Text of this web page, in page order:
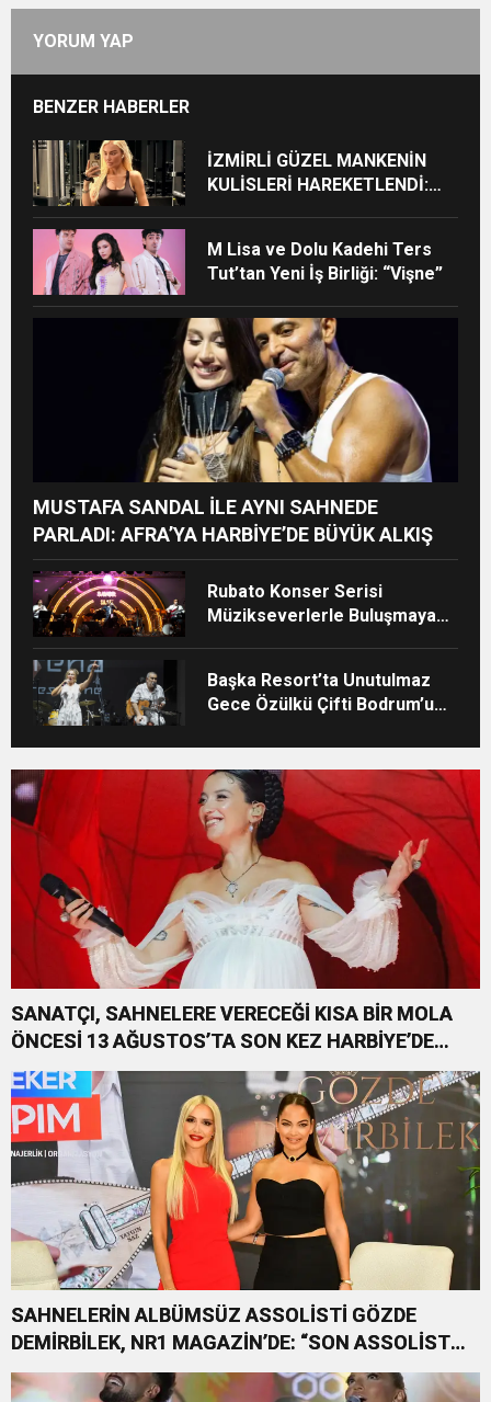
YORUM YAP
BENZER HABERLER
İZMİRLİ GÜZEL MANKENİN
KULİSLERİ HAREKETLENDİ:
M Lisa ve Dolu Kadehi Ters
Tut’tan Yeni İş Birliği: “Vişne”
MUSTAFA SANDAL İLE AYNI SAHNEDE
PARLADI: AFRA’YA HARBİYE’DE BÜYÜK ALKIŞ
Rubato Konser Serisi
Müzikseverlerle Buluşmaya
Başka Resort’ta Unutulmaz
Gece Özülkü Çifti Bodrum’u
SANATÇI, SAHNELERE VERECEĞİ KISA BİR MOLA
ÖNCESİ 13 AĞUSTOS’TA SON KEZ HARBİYE’DE
OLACAK!
SAHNELERİN ALBÜMSÜZ ASSOLİSTİ GÖZDE
DEMİRBİLEK, NR1 MAGAZİN’DE: “SON ASSOLİST
OLARAK VAR OLACAĞIM!”